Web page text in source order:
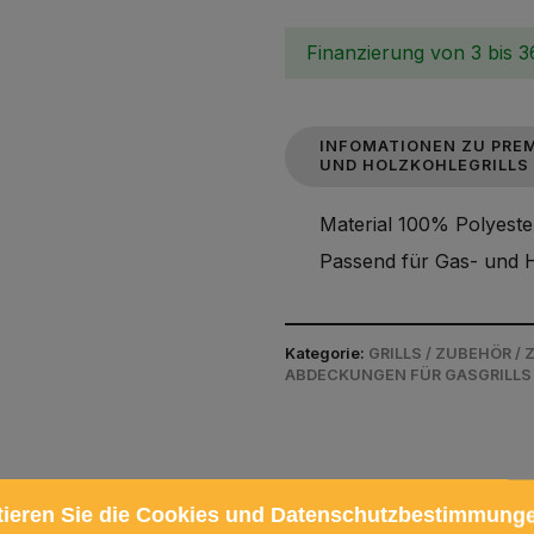
Finanzierung von 3 bis
INFOMATIONEN ZU
UND
Material 100%
Passend für Gas- und
Kategorie: GRILLS / ZUBEHÖR /
ABDECKUNGEN FÜR GASGRILLS
Sie die Cookies und